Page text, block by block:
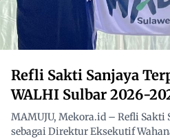
Refli Sakti Sanjaya
WALHI Sulbar 2026-
MAMUJU, Mekora.id – Refli
sebagai Direktur Eksekutif